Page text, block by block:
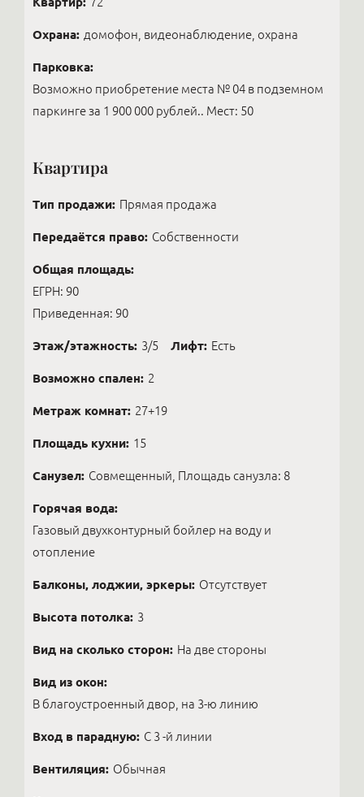
Охрана: домофон, видеонаблюдение, охрана
Парковка:
Возможно приобретение места № 04 в подземном
паркинге за 1 900 000 рублей.. Мест: 50
Квартира
Тип продажи: Прямая продажа
Передаётся право: Собственности
Общая площадь:
ЕГРН: 90
Приведенная: 90
Этаж/этажность: 3/5 Лифт: Есть
Возможно спален: 2
Метраж комнат: 27+19
Площадь кухни: 15
Санузел: Совмещенный, Площадь санузла: 8
Горячая вода:
Газовый двухконтурный бойлер на воду и
отопление
Балконы, лоджии, эркеры: Отсутствует
Высота потолка: 3
Вид на сколько сторон: На две стороны
Вид из окон:
В благоустроенный двор, на 3-ю линию
Вход в парадную: C 3 -й линии
Вентиляция: Обычная